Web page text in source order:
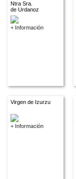
Ntra Sra.
de Urdanoz
+ Información
Virgen de Izurzu
+ Información